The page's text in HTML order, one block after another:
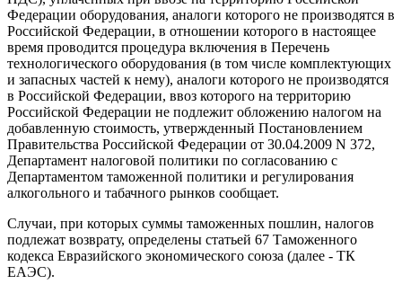
Федерации оборудования, аналоги которого не производятся в
Российской Федерации, в отношении которого в настоящее
время проводится процедура включения в Перечень
технологического оборудования (в том числе комплектующих
и запасных частей к нему), аналоги которого не производятся
в Российской Федерации, ввоз которого на территорию
Российской Федерации не подлежит обложению налогом на
добавленную стоимость, утвержденный Постановлением
Правительства Российской Федерации от 30.04.2009 N 372,
Департамент налоговой политики по согласованию с
Департаментом таможенной политики и регулирования
алкогольного и табачного рынков сообщает.
Случаи, при которых суммы таможенных пошлин, налогов
подлежат возврату, определены статьей 67 Таможенного
кодекса Евразийского экономического союза (далее - ТК
ЕАЭС).